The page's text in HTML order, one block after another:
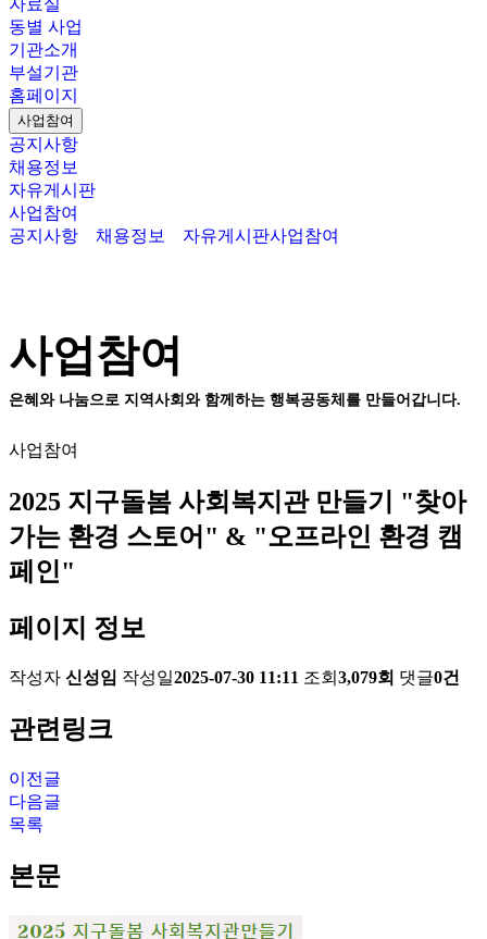
동별 사업
기관소개
부설기관
홈페이지
사업참여
공지사항
채용정보
자유게시판
사업참여
공지사항
채용정보 자유게시판사업참여
사업참여
은혜와 나눔으로 지역사회와 함께하는 행복공동체를 만들어갑니다.
사업참여
2025 지구돌봄 사회복지관 만들기 "찾아
가는 환경 스토어" & "오프라인 환경 캠
페인"
페이지 정보
작성자 신성임 작성일2025-07-30 11:11 조회 3,079회 댓글0건
관련링크
이전글
다음글
목록
본문